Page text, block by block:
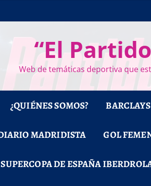
“El
Web de temáticas deportiva que
¿QUIÉNES SOMOS?
MADRIDISTA GOL
SUPERCOPA DE ESPAÑA